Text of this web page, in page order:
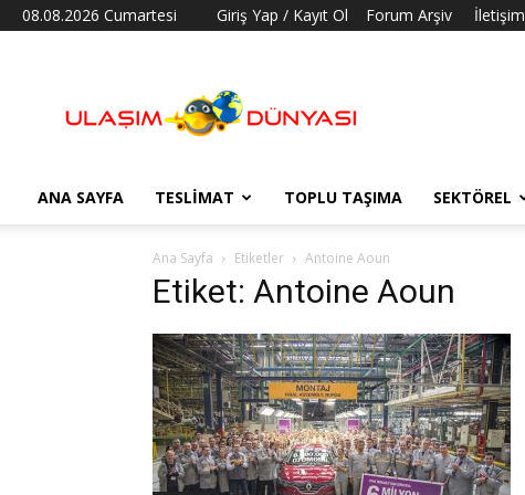
08.08.2026 Cumartesi Giriş Yap / Kayıt Ol Forum Arşiv İletişim
Dünyası
ANA SAYFA TESLIMAT TOPLU TAŞIMA SEKTÖREL
Ana Sayfa Etiketler Antoine Aoun
Etiket: Antoine Aoun